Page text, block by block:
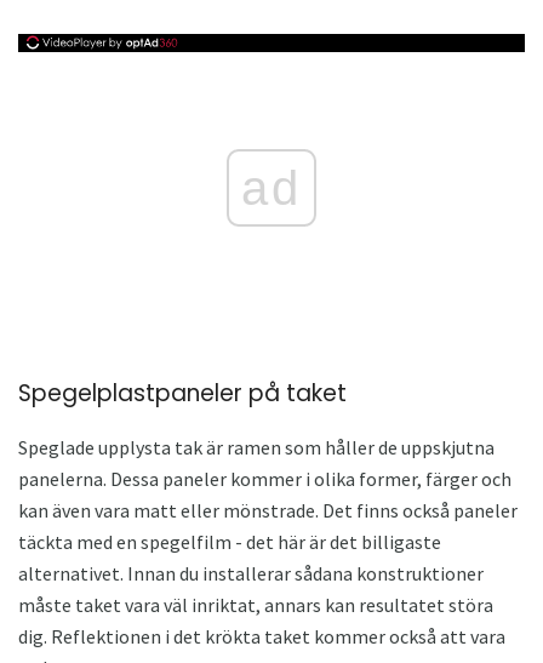
ad
Spegelplastpaneler på taket
Speglade upplysta tak är ramen som håller de uppskjutna
panelerna. Dessa paneler kommer i olika former, färger och
kan även vara matt eller mönstrade. Det finns också paneler
täckta med en spegelfilm - det här är det billigaste
alternativet. Innan du installerar sådana konstruktioner
måste taket vara väl inriktat, annars kan resultatet störa
dig. Reflektionen i det krökta taket kommer också att vara